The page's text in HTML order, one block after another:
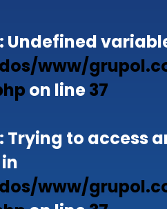
Undefined
www/
on line37
Trying to access
www/